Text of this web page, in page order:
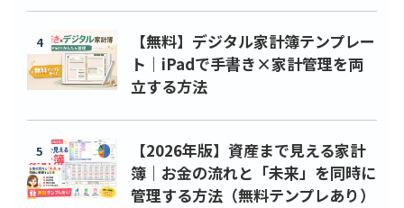
4
【無料】デジタル家計簿テンプレー
ト｜iPadで手書き×家計管理を両
立する方法
5
【2026年版】資産まで見える家計
簿｜お金の流れと「未来」を同時に
管理する方法（無料テンプレあり）